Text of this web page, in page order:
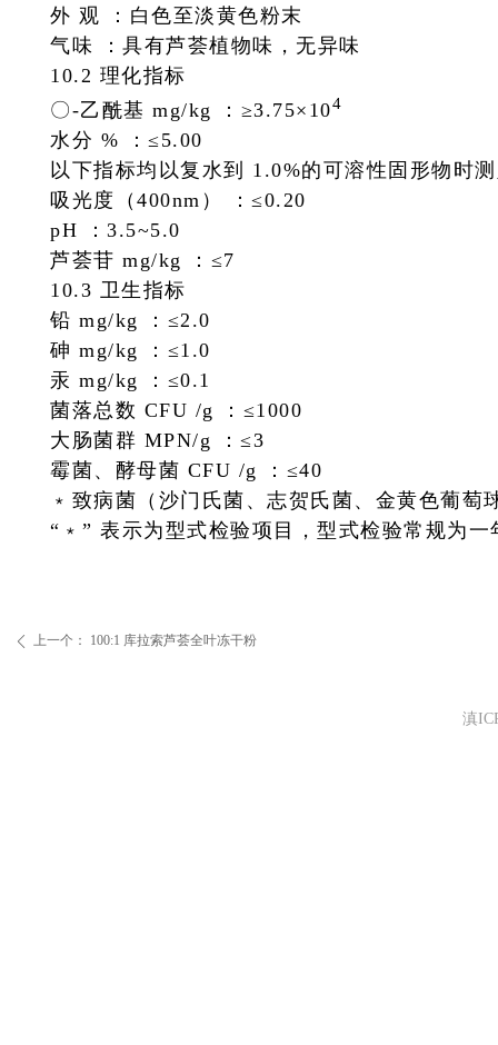
ꄴ 上一个： 100:1 库拉索芦荟全叶冻干粉
外 观 ： 白色至淡黄色粉末
气味 ： 具有芦荟植物味，无异味
10.2 理化指标
〇-乙酰基 mg/kg ： ≥3.75×104
水分 % ： ≤5.00
以下指标均以复水到 1.0%的可溶性固形物时
吸光度（400nm） ： ≤0.20
pH ： 3.5~5.0
芦荟苷 mg/kg ： ≤7
10.3 卫生指标
铅 mg/kg ： ≤2.0
砷 mg/kg ： ≤1.0
汞 mg/kg ： ≤0.1
菌落总数 CFU /g ： ≤1000
大肠菌群 MPN/g ： ≤3
霉菌、酵母菌 CFU /g ： ≤40
﹡致病菌（沙门氏菌、志贺氏菌、金黄色葡萄
“﹡” 表示为型式检验项目，型式检验常规为一
滇